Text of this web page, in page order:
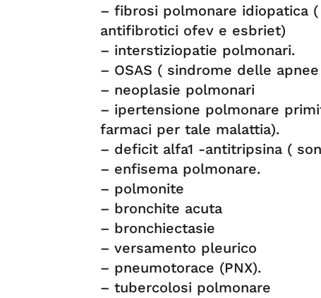
– fibrosi polmonare idiopatica
antifibrotici ofev e esbriet)
– interstiziopatie polmonari.
– OSAS ( sindrome delle
– neoplasie polmonari
– ipertensione polmonare
farmaci per tale malattia).
– deficit alfa1 -antitripsina (
– enfisema polmonare.
– polmonite
– bronchite acuta
– bronchiectasie
– versamento pleurico
– pneumotorace (PNX).
– tubercolosi polmonare